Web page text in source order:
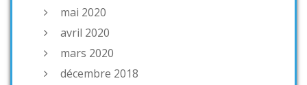
mai 2020
avril 2020
mars 2020
décembre 2018